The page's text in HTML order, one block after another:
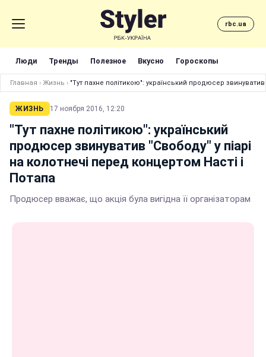
rbc.ua
Люди Тренды Полезное Вкусно Гороскопы
Главная › Жизнь › "Тут пахне політикою": український продюсер
ЖИЗНЬ 17 ноября 2016, 12:20
"Тут пахне політикою": український
продюсер звинуватив "Свободу" у піарі
на колотнечі перед концертом Насті і
Потапа
Продюсер вважає, що акція була вигідна її організаторам